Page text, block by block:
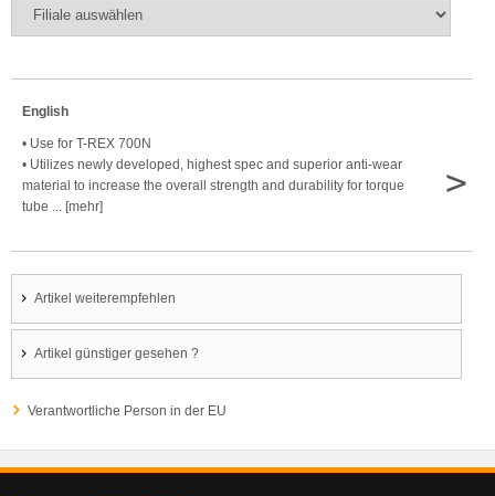
English
• Use for T-REX 700N
• Utilizes newly developed, highest spec and superior anti-wear
material to increase the overall strength and durability for torque
tube ... [mehr]
>
Artikel weiterempfehlen
Artikel günstiger gesehen ?
Verantwortliche Person in der EU